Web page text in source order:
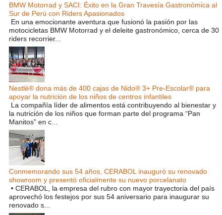
BMW Motorrad y SACI: Éxito en la Gran Travesía Gastronómica al
Sur de Perú con Riders Apasionados
En una emocionante aventura que fusionó la pasión por las
motocicletas BMW Motorrad y el deleite gastronómico, cerca de 30
riders recorrier...
Nestlé® dona más de 400 cajas de Nido® 3+ Pre-Escolar® para
apoyar la nutrición de los niños de centros infantiles
La compañía líder de alimentos está contribuyendo al bienestar y
la nutrición de los niños que forman parte del programa “Pan
Manitos” en c...
Conmemorando sus 54 años, CERABOL inauguró su renovado
showroom y presentó oficialmente su nuevo porcelanato
• CERABOL, la empresa del rubro con mayor trayectoria del país
aprovechó los festejos por sus 54 aniversario para inaugurar su
renovado s...